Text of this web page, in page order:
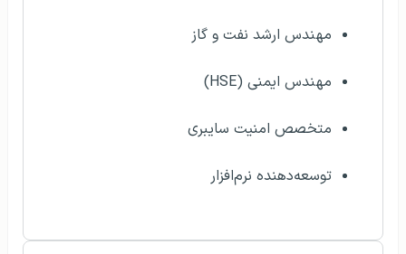
مهندس ارشد نفت و گاز
مهندس ایمنی (HSE)
متخصص امنیت سایبری
توسعه‌دهنده نرم‌افزار